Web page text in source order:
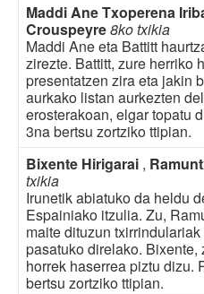
Maddi Ane Txoperena
Crouspeyre8ko txikia
Maddi Ane eta Battitt
zirezte. Battitt, zure herriko
presentatzen zira eta jakin
aurkako listan aurkezten
erosterakoan, elgar topatu
3na bertsu zortziko ttipian.
Bixente Hirigarai ,
txikia
Irunetik abiatuko da heldu
Espainiako itzulia. Zu,
maite dituzun
pasatuko direlako. Bixente,
horrek haserrea piztu dizu.
bertsu zortziko ttipian.